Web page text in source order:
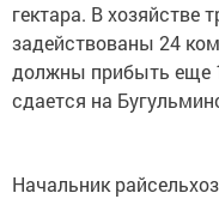
гектара. В хозяйстве
задействованы 24
должны прибыть еще
сдается на
Начальник